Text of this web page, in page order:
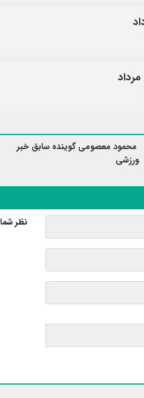
محمود معصومی گوینده سابق خبر
ورزشی
نظر شما